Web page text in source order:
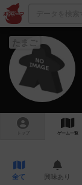
たまご
トップ ゲーム一覧
全て 興味あり